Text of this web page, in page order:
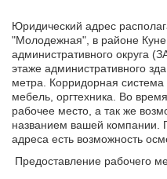
Юридический адрес
"Молодежная", в районе
административного округа
этаже административного
метра. Корридорная
мебель, оргтехника. Во
рабочее место, а так же
названием вашей компании.
адреса есть возможность
Предоставление рабочего